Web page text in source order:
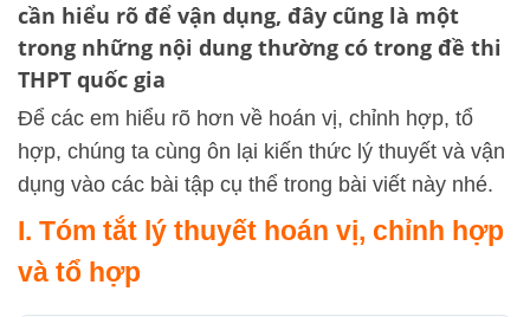
cần hiểu rõ để vận dụng, đây cũng là một
trong những nội dung thường có trong đề thi
THPT quốc gia
Để các em hiểu rõ hơn về hoán vị, chỉnh hợp, tổ
hợp, chúng ta cùng ôn lại kiến thức lý thuyết và vận
dụng vào các bài tập cụ thể trong bài viết này nhé.
I. Tóm tắt lý thuyết hoán vị, chỉnh hợp
và tổ hợp